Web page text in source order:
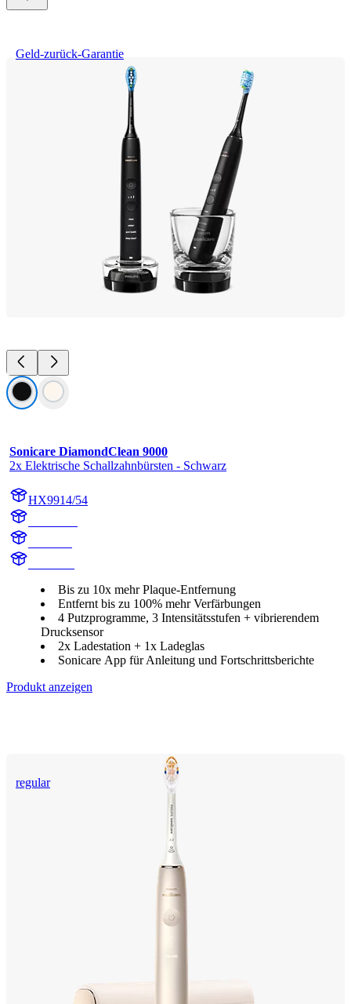
Geld-zurück-Garantie
Sonicare DiamondClean 9000
2x Elektrische Schallzahnbürsten - Schwarz
HX9914/54
Bis zu 10x mehr Plaque-Entfernung
Entfernt bis zu 100% mehr Verfärbungen
4 Putzprogramme, 3 Intensitätsstufen + vibrierendem
Drucksensor
2x Ladestation + 1x Ladeglas
Sonicare App für Anleitung und Fortschrittsberichte
Produkt anzeigen
regular